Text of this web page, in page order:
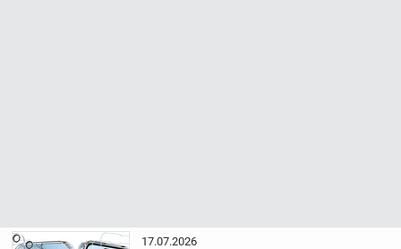
17.07.2026